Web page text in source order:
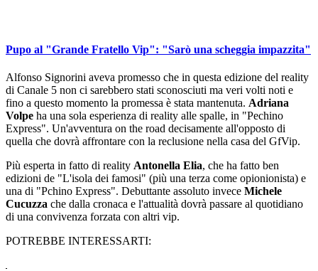
Pupo al "Grande Fratello Vip": "Sarò una scheggia impazzita"
Alfonso Signorini aveva promesso che in questa edizione del reality
di Canale 5 non ci sarebbero stati sconosciuti ma veri volti noti e
fino a questo momento la promessa è stata mantenuta. Adriana
Volpe ha una sola esperienza di reality alle spalle, in "Pechino
Express". Un'avventura on the road decisamente all'opposto di
quella che dovrà affrontare con la reclusione nella casa del GfVip.
Più esperta in fatto di reality Antonella Elia, che ha fatto ben
edizioni de "L'isola dei famosi" (più una terza come opionionista) e
una di "Pchino Express". Debuttante assoluto invece Michele
Cucuzza che dalla cronaca e l'attualità dovrà passare al quotidiano
di una convivenza forzata con altri vip.
POTREBBE INTERESSARTI: